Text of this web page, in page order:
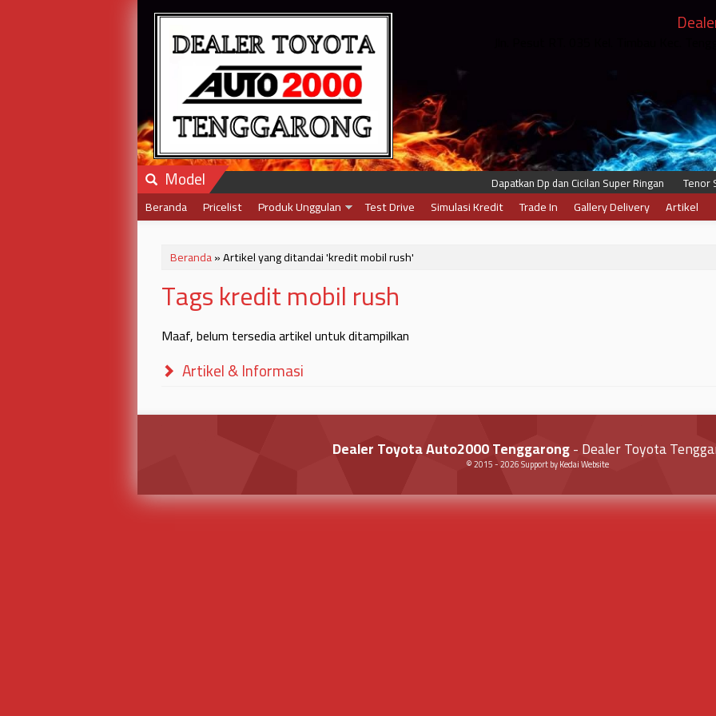
Dapatkan Dp dan Cicilan Super Ringan Tenor
Model
Beranda Pricelist Produk Unggulan Test Drive Simulasi Kredit Trade In Gallery Delivery Artikel
Beranda»Artikel yang ditandai 'kredit mobil rush'
Tags kredit mobil rush
Maaf, belum tersedia artikel untuk ditampilkan
Artikel & Informasi
Dealer Toyota Auto2000 Tenggarong- Dealer Toyota
© 2015 -2026Support byKedai Website